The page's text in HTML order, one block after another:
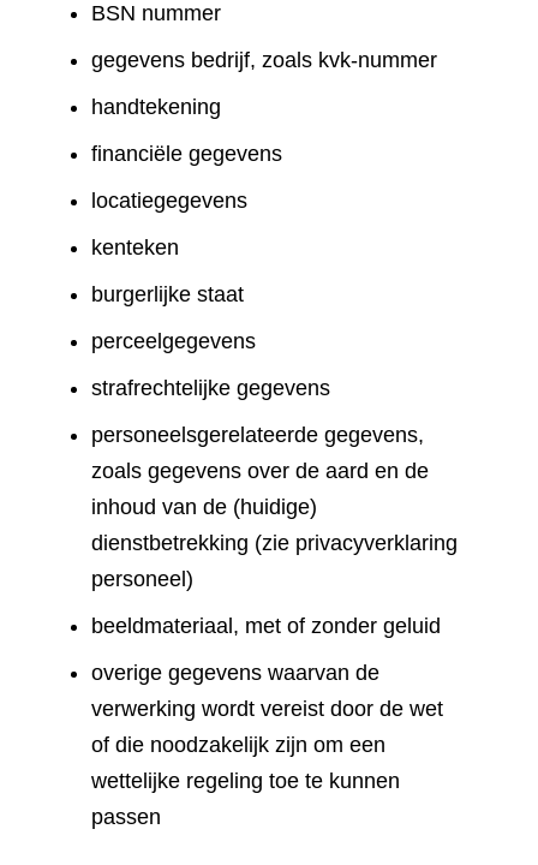
BSN nummer
gegevens bedrijf, zoals kvk-nummer
handtekening
financiële gegevens
locatiegegevens
kenteken
burgerlijke staat
perceelgegevens
strafrechtelijke gegevens
personeelsgerelateerde gegevens,
zoals gegevens over de aard en de
inhoud van de (huidige)
dienstbetrekking (zie privacyverklaring
personeel)
beeldmateriaal, met of zonder geluid
overige gegevens waarvan de
verwerking wordt vereist door de wet
of die noodzakelijk zijn om een
wettelijke regeling toe te kunnen
passen